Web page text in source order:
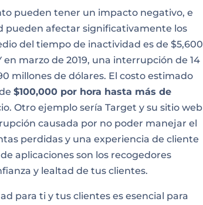
pueden tener un impacto negativo, e
pueden afectar significativamente los
del tiempo de inactividad es de $5,600
marzo de 2019, una interrupción de 14
millones de dólares. El costo estimado
$100,000 por hora hasta más de
Otro ejemplo sería Target y su sitio web
causada por no poder manejar el
perdidas y una experiencia de cliente
aplicaciones son los recogedores
y lealtad de tus clientes.
para ti y tus clientes es esencial para